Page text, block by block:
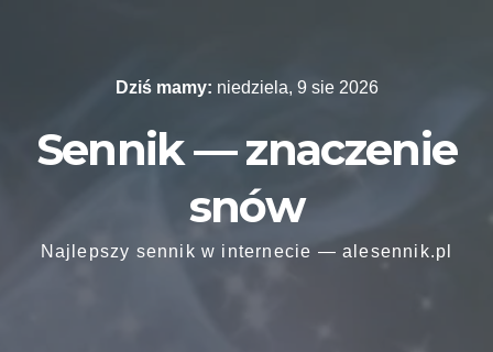
Dziś mamy: niedziela, 9 sie 2026
Sennik — znaczenie
snów
Najlepszy sennik w internecie — alesennik.pl